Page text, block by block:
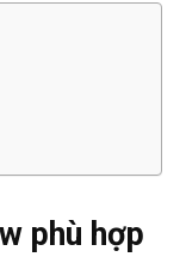
phù hợp